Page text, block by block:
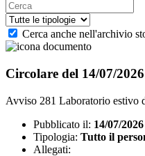
Cerca anche nell'archivio
Circolare del 14/07/2026
Avviso 281 Laboratorio estivo
Pubblicato il: 14/07/2026
Tipologia: Tutto il
Allegati: